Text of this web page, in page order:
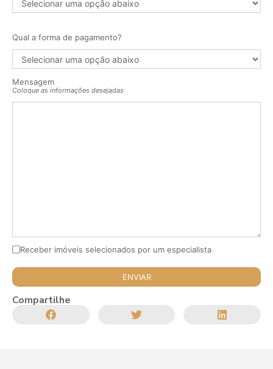
Qual a forma de pagamento?
Mensagem
Coloque as informações desejadas
Receber imóveis selecionados por um especialista
Compartilhe